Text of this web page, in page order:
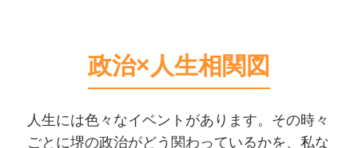
政治×人生相関図
人生には色々なイベントがあります。その時々
ごとに堺の政治がどう関わっているかを、私な